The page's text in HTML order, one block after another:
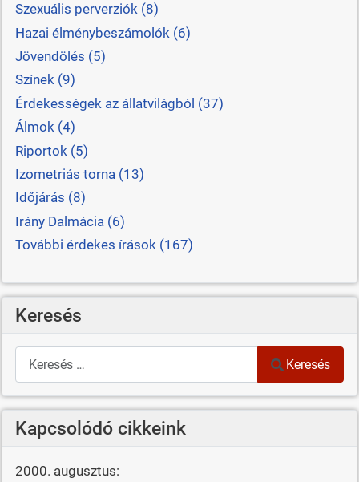
Szexuális perverziók (8)
Hazai élménybeszámolók (6)
Jövendölés (5)
Színek (9)
Érdekességek az állatvilágból (37)
Álmok (4)
Riportok (5)
Izometriás torna (13)
Időjárás (8)
Irány Dalmácia (6)
További érdekes írások (167)
Keresés
Keresés
Keresés
Kapcsolódó cikkeink
2000. augusztus: